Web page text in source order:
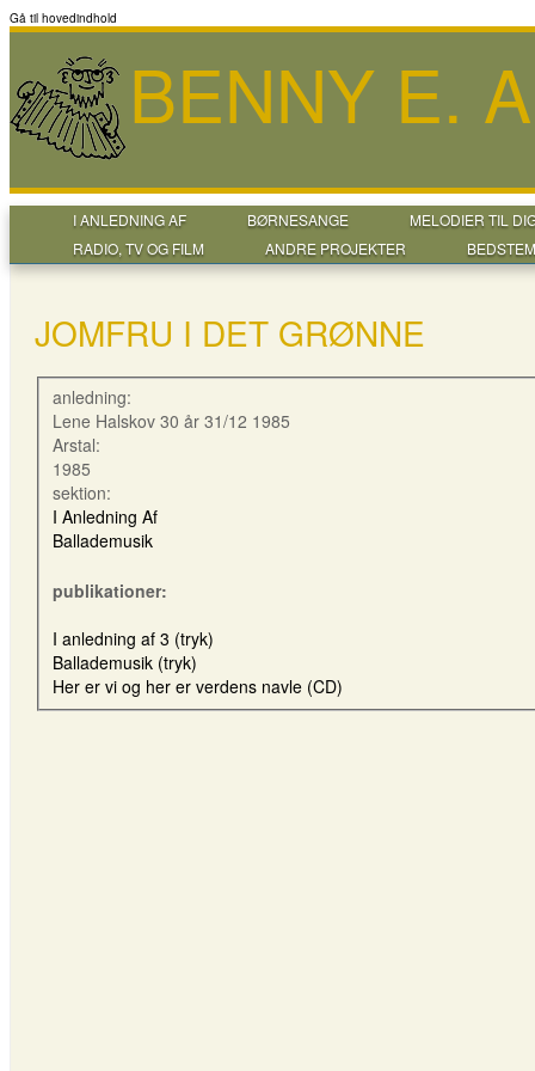
Gå til hovedindhold
BENNY E.
I ANLEDNING AF BØRNESANGE
MELODIER TIL
RADIO, TV OG FILM
ANDRE PROJEKTER
JOMFRU I DET GRØNNE
anledning:
Lene Halskov 30 år 31/12 1985
Arstal:
1985
sektion:
I Anledning Af
Ballademusik
publikationer:
I anledning af 3 (tryk)
Ballademusik (tryk)
Her er vi og her er verdens navle (CD)